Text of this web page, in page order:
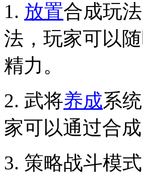
1. 放置合成玩
法，玩家可以
精力。
2. 武将养成系
家可以通过合
3. 策略战斗模